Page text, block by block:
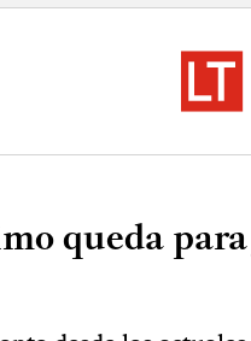
queda